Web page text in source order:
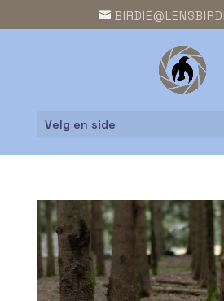
Velg en side